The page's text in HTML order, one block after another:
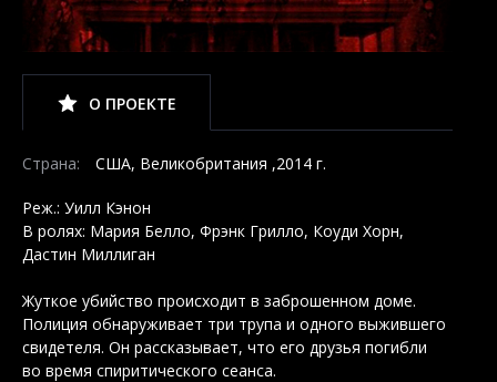
О ПРОЕКТЕ
Страна: США, Великобритания ,2014 г.
Реж.: Уилл Кэнон
В ролях: Мария Белло, Фрэнк Грилло, Коуди Хорн,
Дастин Миллиган
Жуткое убийство происходит в заброшенном доме.
Полиция обнаруживает три трупа и одного выжившего
свидетеля. Он рассказывает, что его друзья погибли
во время спиритического сеанса.